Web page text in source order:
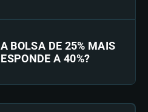
BOLSA DE 25% MAIS
A 40%?